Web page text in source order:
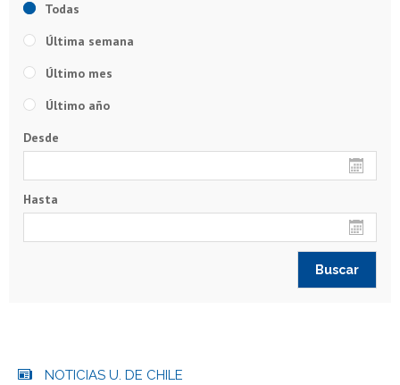
Todas
Última semana
Último mes
Último año
Desde
Hasta
NOTICIAS U. DE CHILE